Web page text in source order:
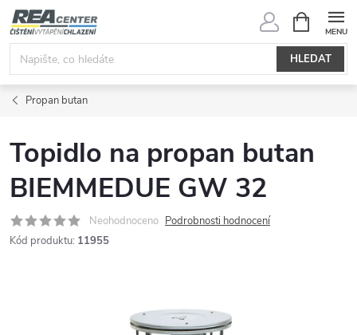
Přejít
na
obsah
HLEDAT
NÁKUPNÍ
KOŠÍK
Propan butan
Topidlo na propan butan
BIEMMEDUE GW 32
Neohodnoceno Podrobnosti hodnocení
Kód produktu: 11955